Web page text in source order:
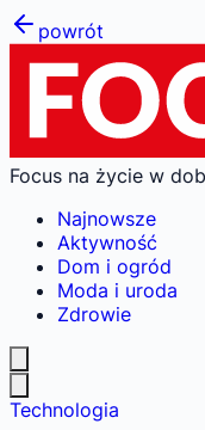
powrót
Focus na życie w
Najnowsze
Aktywność
Dom i ogród
Moda i uroda
Zdrowie
Technologia